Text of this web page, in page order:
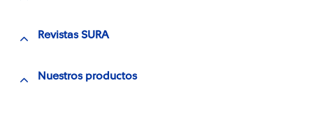
Revistas SURA
Nuestros productos